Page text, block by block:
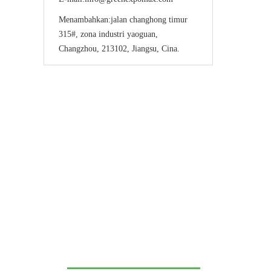
Menambahkan:jalan changhong timur
315#, zona industri yaoguan,
Changzhou, 213102, Jiangsu, Cina.